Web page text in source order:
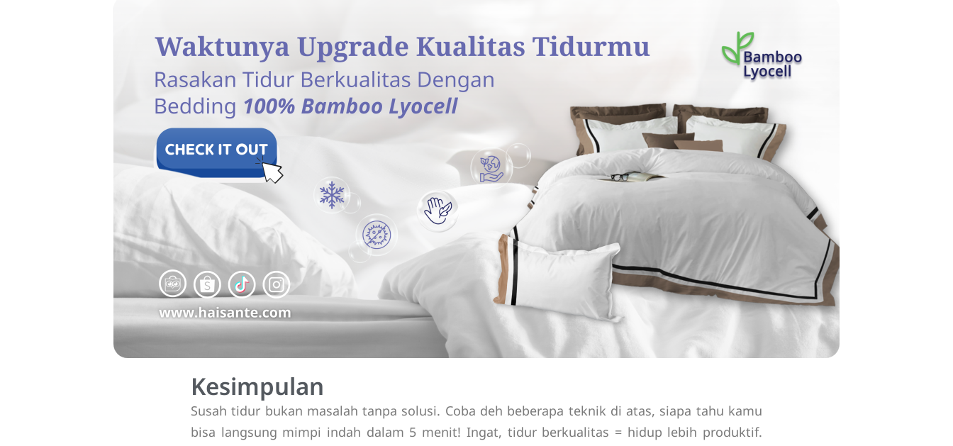
Kesimpulan
Susah tidur bukan masalah tanpa solusi. Coba deh beberapa teknik di atas, siapa tahu kamu
bisa langsung mimpi indah dalam 5 menit! Ingat, tidur berkualitas = hidup lebih produktif.